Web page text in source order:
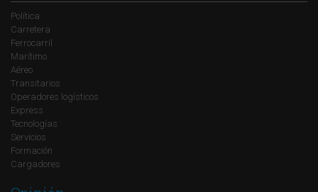
Política
Carretera
Ferrocarril
Marítimo
Aéreo
Transitarios
Operadores logísticos
Express
Tecnologías
Servicios
Formación
Cargadores